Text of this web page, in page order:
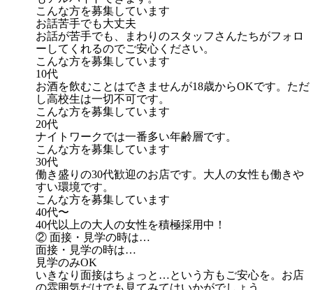
こんな方を募集しています
お話苦手でも大丈夫
お話が苦手でも、まわりのスタッフさんたちがフォロ
ーしてくれるのでご安心ください。
こんな方を募集しています
10代
お酒を飲むことはできませんが18歳からOKです。ただ
し高校生は一切不可です。
こんな方を募集しています
20代
ナイトワークでは一番多い年齢層です。
こんな方を募集しています
30代
働き盛りの30代歓迎のお店です。大人の女性も働きや
すい環境です。
こんな方を募集しています
40代〜
40代以上の大人の女性を積極採用中！
② 面接・見学の時は…
面接・見学の時は…
見学のみOK
いきなり面接はちょっと…という方もご安心を。お店
の雰囲気だけでも見てみてはいかがでしょう。